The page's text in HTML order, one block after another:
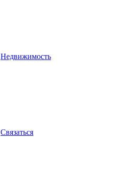
Недвижимость
Связаться